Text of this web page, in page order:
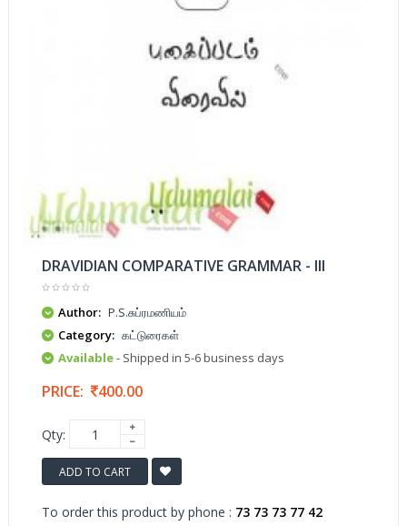
DRAVIDIAN COMPARATIVE GRAMMAR - III
Author: P.S.சுப்ரமணியம்
Category: கட்டுரைகள்
Available- Shipped in 5-6 business days
PRICE: 400.00
Qty:
ADD TO CART
To order this product by phone : 73 73 73 77 42